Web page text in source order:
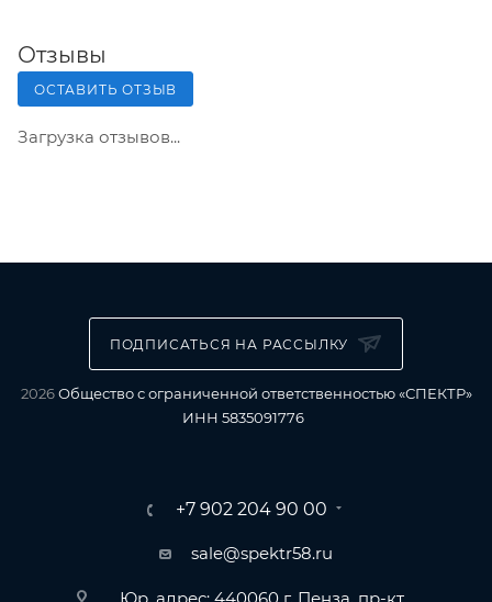
Отзывы
ОСТАВИТЬ ОТЗЫВ
Загрузка отзывов...
ПОДПИСАТЬСЯ НА РАССЫЛКУ
2026Общество с ограниченной ответственностью «СПЕКТР»
ИНН 5835091776
+7 902 204 90 00
sale@spektr58.ru